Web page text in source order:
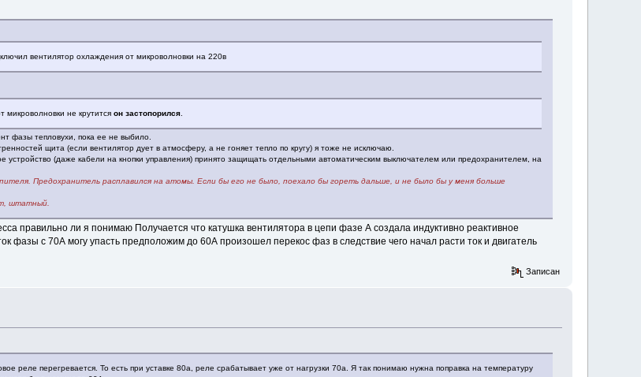
вентилятор охлаждения от микроволновки на 220в
не крутится он застопорился.
фазы тепловухи, пока ее не выбило.
щита (если вентилятор дует в атмосферу, а не гоняет тепло по кругу) я тоже не исключаю.
(даже кабели на кнопки управления) принято защищать отдельными автоматическим выключателем или предохранителем, на
Предохранитель расплавился на атомы. Если бы его не было, поехало бы гореть дальше, и не было бы у меня больше
штатный.
правильно ли я понимаю Получается что катушка вентилятора в цепи фазе А создала индуктивно реактивное
фазы с 70А могу упасть предположим до 60А произошел перекос фаз в следствие чего начал расти ток и двигатель
Записан
реле перегревается. То есть при уставке 80а, реле срабатывает уже от нагрузки 70а. Я так понимаю нужна поправка на температуру